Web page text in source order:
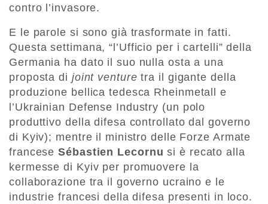
contro l’invasore.
E le parole si sono già trasformate in fatti.
Questa settimana, “l’Ufficio per i cartelli” della
Germania ha dato il suo nulla osta a una
proposta di joint venturetra il gigante della
produzione bellica tedesca Rheinmetall e
l’Ukrainian Defense Industry (un polo
produttivo della difesa controllato dal governo
di Kyiv); mentre il ministro delle Forze Armate
franceseSébastien Lecornu si è recato alla
kermesse di Kyiv per promuovere la
collaborazione tra il governo ucraino e le
industrie francesi della difesa presenti in loco.